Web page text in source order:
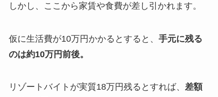
しかし、ここから家賃や食費が差し引かれます。
仮に生活費が10万円かかるとすると、 手元に残る
のは約10万円前後。
リゾートバイトが実質18万円残るとすれば、 差額